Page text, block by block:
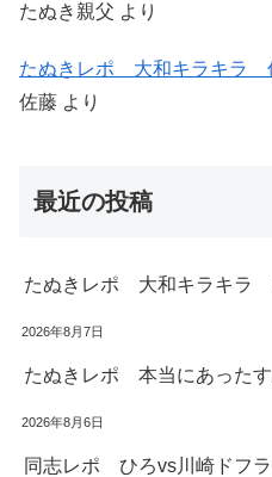
たぬき親父 より
たぬきレポ 大和キラキラ
佐藤 より
最近の投稿
たぬきレポ 大和キラキラ
2026年8月7日
たぬきレポ 本当にあった
2026年8月6日
同志レポ ひろvs川崎ドフ